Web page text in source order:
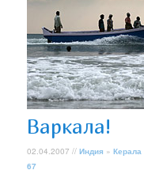
Варкала!
02.04.2007 //Индия »Керала
67